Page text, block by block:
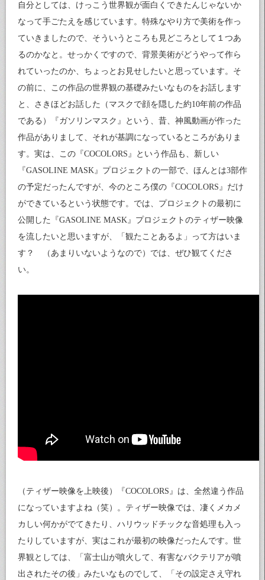
自分としては、けっこう世界観が面白くできたんじゃないか
なって手ごたえを感じています。特殊なやり方で美術を作っ
ていきましたので、そういうところも見どころとして１つあ
るのかなと。せっかくですので、背景美術がどうやって作ら
れていったのか、ちょっとお見せしたいと思っています。そ
の前に、この作品の世界観の基礎みたいなものをお話します
と、さきほどお話した（マスクで顔を隠した約10年前の作品
である）『ガソリンマスク』という、昔、神風動画が作った
作品がありまして、それが基調になっているところがありま
す。実は、この『COCOLORS』という作品も、新しい
『GASOLINE MASK』プロジェクトの一部で、ほんとは3部作
の予定だったんですが、今のところ僕の『COCOLORS』だけ
ができているという状態です。では、プロジェクトの最初に
公開した『GASOLINE MASK』プロジェクトのティザー映像
を流したいと思いますが、「観たことあるよ」って方はいま
す？ （あまりいないようなので）では、ぜひ観てくださ
い。
（ティザー映像を上映後）『COCOLORS』は、全然違う作品
になっていますよね（笑）。ティザー映像では、凄くメカメ
カしい何かがでてきたり、ハリウッドチックな音処理も入っ
たりしていますが、実はこれが最初の映像だったんです。世
界観としては、「富士山が噴火して、有害なバクテリアが噴
出されたその後」みたいなものでして、「その設定さえ守れ